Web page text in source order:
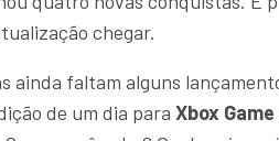
chegar.
ainda faltam alguns
de um dia para Xbox